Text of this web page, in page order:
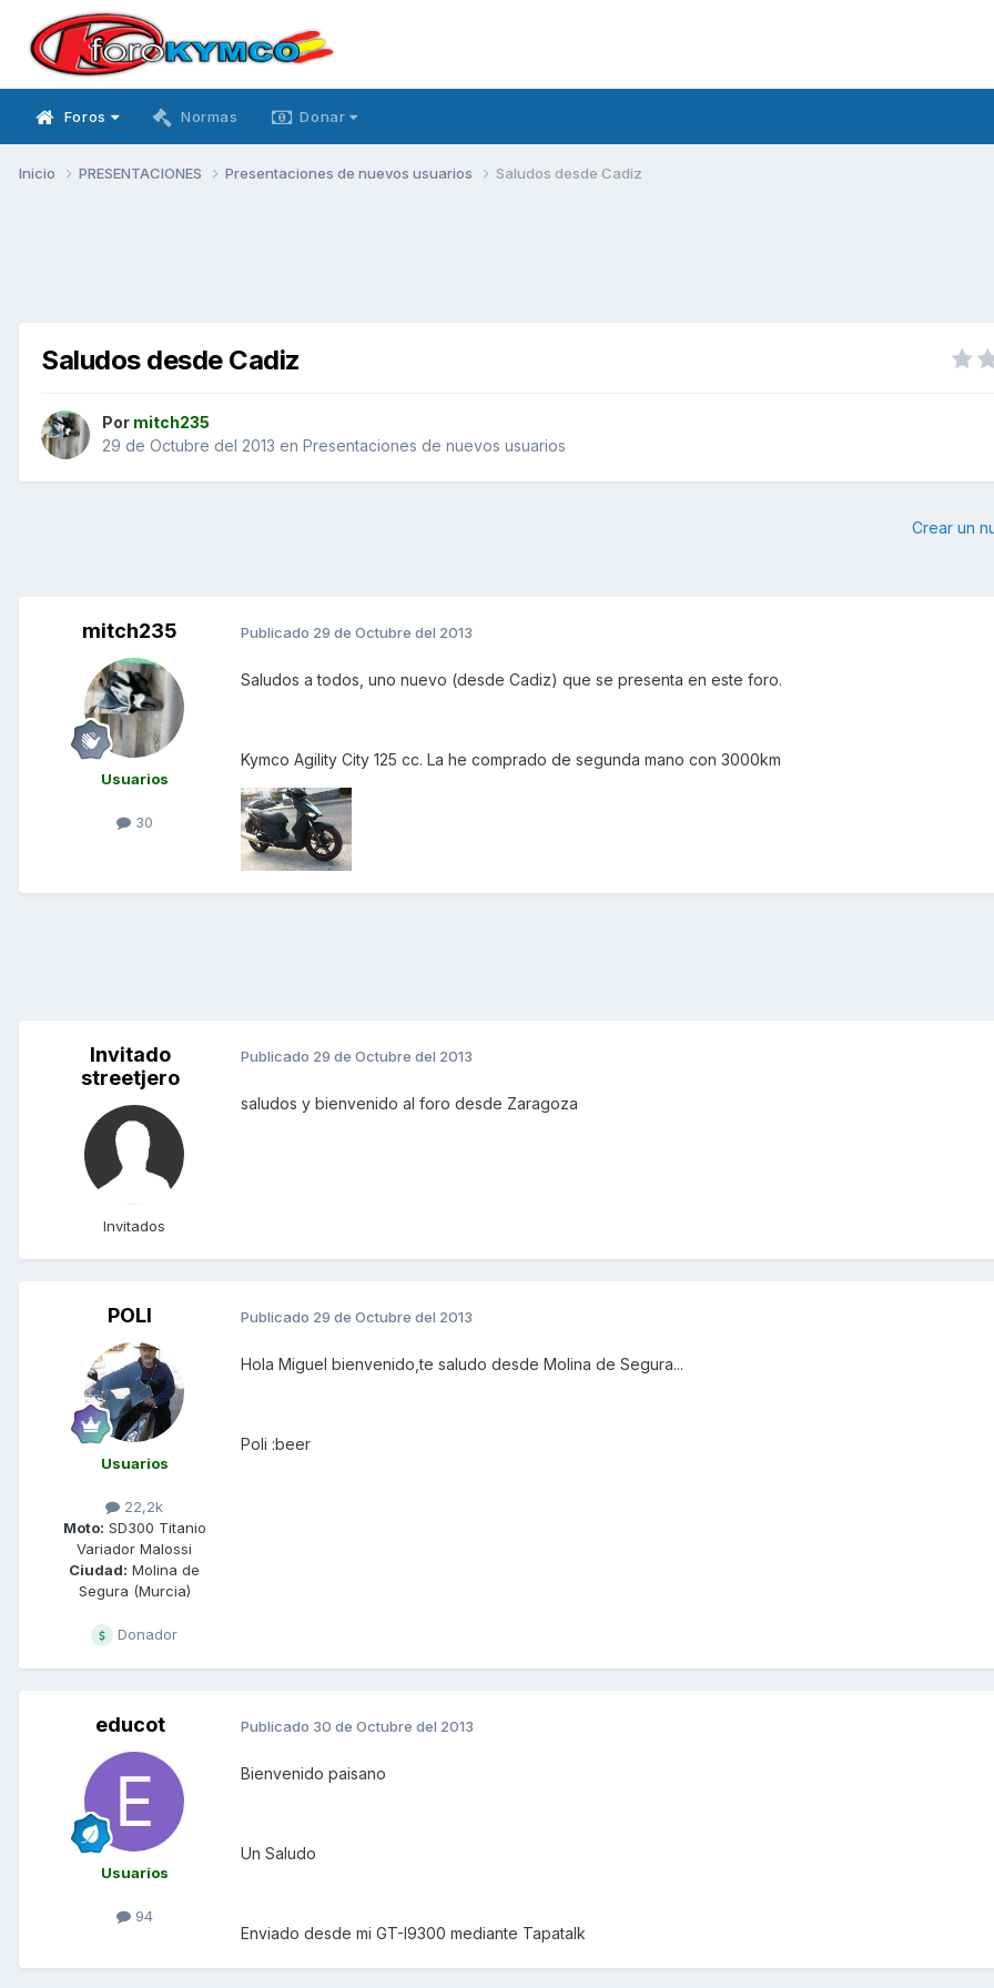
Foros Normas Donar
Inicio PRESENTACIONES Presentaciones de nuevos usuarios Saludos desde Cadiz
Saludos desde Cadiz
Por mitch235
29 de Octubre del 2013 en Presentaciones de nuevos usuarios
Crear un
mitch235
Usuarios
30
Publicado 29 de Octubre del 2013
Saludos a todos, uno nuevo (desde Cadiz) que se presenta en este foro.
Kymco Agility City 125 cc. La he comprado de segunda mano con 3000km
Invitado
streetjero
Invitados
Publicado 29 de Octubre del 2013
saludos y bienvenido al foro desde Zaragoza
POLI
Usuarios
22,2k
Moto: SD300 Titanio
Variador Malossi
Ciudad: Molina de
Segura (Murcia)
Donador
Publicado 29 de Octubre del 2013
Hola Miguel bienvenido,te saludo desde Molina de Segura...
Poli :beer
educot
Usuarios
94
Publicado 30 de Octubre del 2013
Bienvenido paisano
Un Saludo
Enviado desde mi GT-I9300 mediante Tapatalk